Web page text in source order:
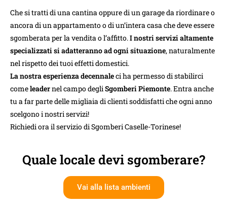
Che si tratti di una cantina oppure di un garage da riordinare o
ancora di un appartamento o di un’intera casa che deve essere
sgomberata per la vendita o l’affitto.I nostri servizi altamente
specializzati si adatteranno ad ogni situazione, naturalmente
nel rispetto dei tuoi effetti domestici.
La nostra esperienza decennaleci ha permesso di stabilirci
comeleadernel campo degliSgomberi Piemonte. Entra anche
tu a far parte delle migliaia di clienti soddisfatti che ogni anno
scelgono i nostri servizi!
Richiedi ora il servizio di Sgomberi Caselle-Torinese!
Quale locale devi sgomberare?
Vai alla lista ambienti